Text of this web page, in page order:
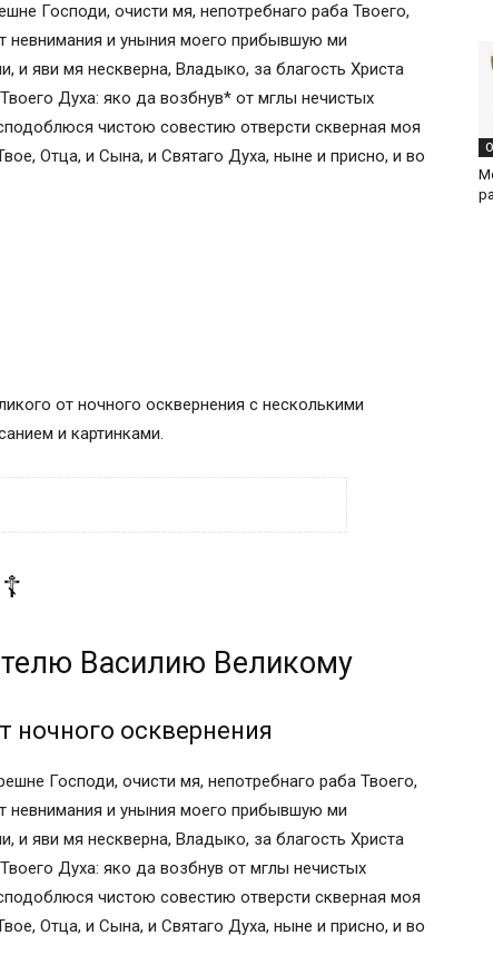
Господи, очисти мя, непотребнаго раба Твоего,
невнимания и уныния моего прибывшую ми
и яви мя нескверна, Владыко, за благость Христа
Духа: яко да возбнув* от мглы нечистых
чистою совестию отверсти скверная моя
Отца, и Сына, и Святаго Духа, ныне и присно, и во
от ночного осквернения с несколькими
и картинками.
вражиих
Василию Великому
ночного осквернения
Господи, очисти мя, непотребнаго раба Твоего,
невнимания и уныния моего прибывшую ми
и яви мя нескверна, Владыко, за благость Христа
Духа: яко да возбнув от мглы нечистых
чистою совестию отверсти скверная моя
Отца, и Сына, и Святаго Духа, ныне и присно, и во